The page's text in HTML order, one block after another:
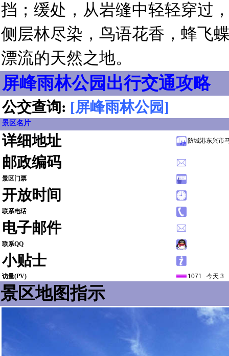
挡；缓处，从岩缝中轻轻穿过
侧层林尽染，鸟语花香，蜂飞
漂流的天然之地。
屏峰雨林公园出行交通攻略
公交查询: [屏峰雨林公园]
景区名片
详细地址 防城港东兴市
邮政编码
景区门票
开放时间
联系电话
电子邮件
联系QQ
小贴士
访量(PV) 1071 . 今天 3
景区地图指示